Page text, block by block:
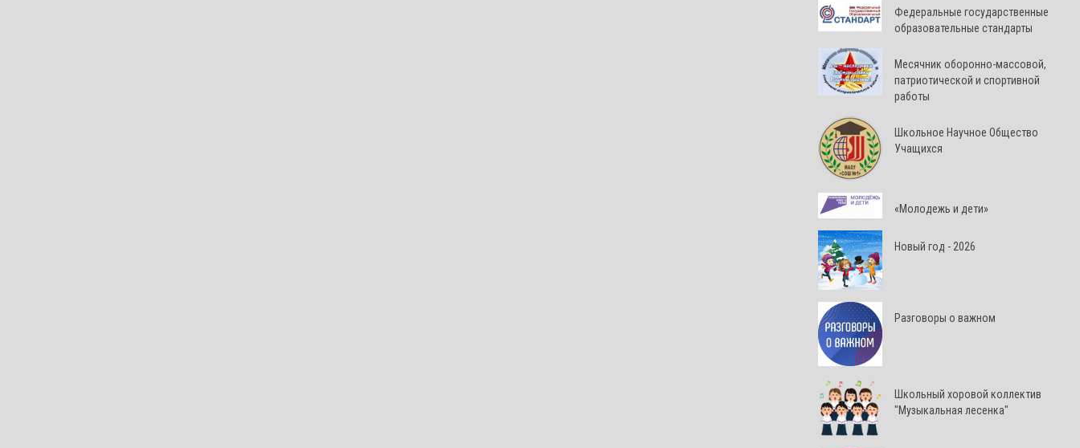
Федеральные государственные
образовательные стандарты
Месячник оборонно-массовой,
патриотической и спортивной
работы
Школьное Научное Общество
Учащихся
«Молодежь и дети»
Новый год - 2026
Разговоры о важном
Школьный хоровой коллектив
"Музыкальная лесенка"